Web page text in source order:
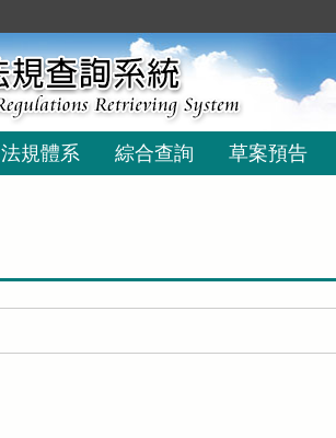
法規體系 綜合查詢 草案預告